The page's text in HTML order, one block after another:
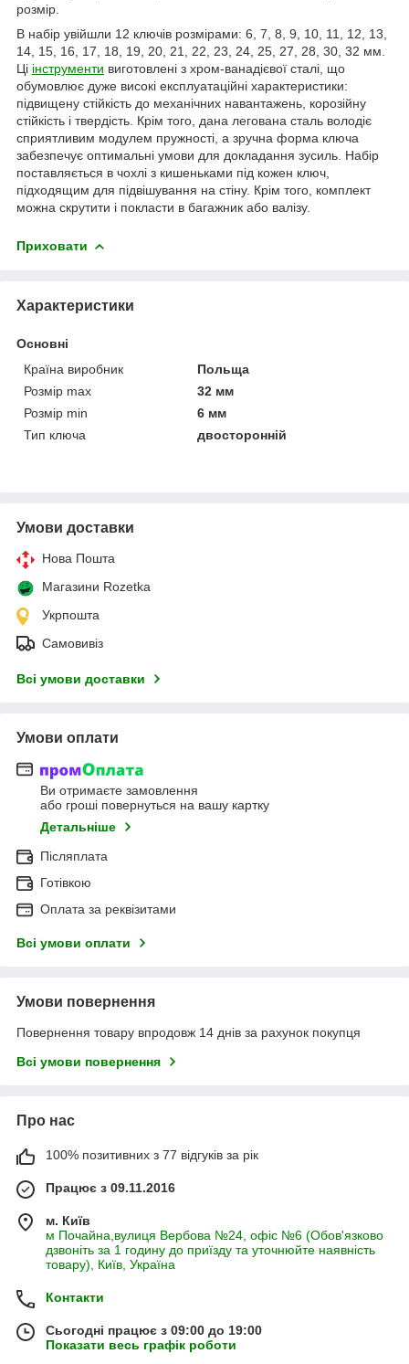
розмір.
В набір увійшли 12 ключів розмірами: 6, 7, 8, 9, 10, 11, 12, 13,
14, 15, 16, 17, 18, 19, 20, 21, 22, 23, 24, 25, 27, 28, 30, 32 мм.
Ці інструменти виготовлені з хром-ванадієвої сталі, що
обумовлює дуже високі експлуатаційні характеристики:
підвищену стійкість до механічних навантажень, корозійну
стійкість і твердість. Крім того, дана легована сталь володіє
сприятливим модулем пружності, а зручна форма ключа
забезпечує оптимальні умови для докладання зусиль. Набір
поставляється в чохлі з кишеньками під кожен ключ,
підходящим для підвішування на стіну. Крім того, комплект
можна скрутити і покласти в багажник або валізу.
Приховати
Характеристики
Основні
Країна виробник
Польща
Розмір max
32 мм
Розмір min
6 мм
Тип ключа
двосторонній
Умови доставки
Нова Пошта
Магазини Rozetka
Укрпошта
Самовивіз
Всі умови доставки
Умови оплати
Ви отримаєте замовлення
або гроші повернуться на вашу картку
Детальніше
Післяплата
Готівкою
Оплата за реквізитами
Всі умови оплати
Умови повернення
Повернення товару впродовж 14 днів за рахунок покупця
Всі умови повернення
Про нас
100% позитивних з 77 відгуків за рік
Працює з 09.11.2016
м. Київ
м Почайна,вулиця Вербова №24, офіс №6 (Обов'язково
дзвоніть за 1 годину до приїзду та уточнюйте наявність
товару), Київ, Україна
Контакти
Сьогодні працює з 09:00 до 19:00
Показати весь графік роботи